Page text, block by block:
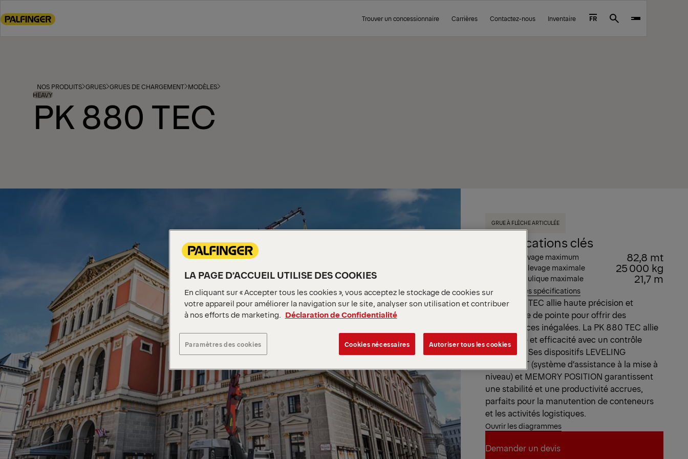
to
Trouver un concessionnaire Carrières Contactez-nous Inventaire FR Search
NOS PRODUITS GRUES GRUES DE CHARGEMENT MODÈLES
HEAVY
PK 880 TEC
GRUE À FLÈCHE ARTICULÉE
Spécifications clés
Couple de levage maximum 82,8 mt
Capacité de levage maximale 25 000 kg
Portée hydraulique maximale 21,7 m
Voir toutes les spécifications
La gamme TEC allie haute précision et
technologie de pointe pour offrir des
performances inégalées. La PK 880 TEC allie
robustesse et efficacité avec un contrôle
intelligent. Ses dispositifs LEVELING
ASSISTANT (système d‘assistance à la mise à
niveau) et MEMORY POSITION garantissent
une stabilité et une productivité accrues,
parfaits pour la manutention de conteneurs
et les activités logistiques.
Ouvrir les diagrammes
Demander un devis
LA PAGE D’ACCUEIL UTILISE DES COOKIES
En cliquant sur « Accepter tous les cookies », vous acceptez le stockage de cookies sur
votre appareil pour améliorer la navigation sur le site, analyser son utilisation et contribuer
à nos efforts de marketing.
Déclaration de Confidentialité
Paramètres des cookies Cookies nécessaires Autoriser tous les cookies